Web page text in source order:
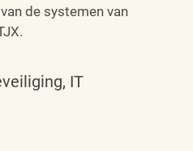
de systemen van
IT